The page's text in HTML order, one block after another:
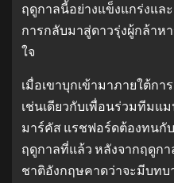
ฤดูกาลนี้อย่างแข็งแกร่งแ
การกลับมาสู่ดาวรุ่งผู้กล้า
ใจ
เมื่อเขาบุกเข้ามาภายใต้ก
เช่นเดียวกับเพื่อนร่วมทีมแ
มาร์คัส แรชฟอร์ดต้องทนกั
ฤดูกาลที่แล้ว หลังจากฤดูก
ชาติอังกฤษคาดว่าจะมีบท